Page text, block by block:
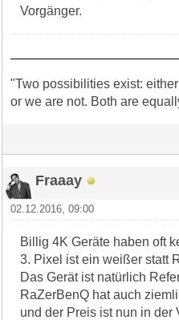
Vorgänger.
"Two possibilities exist:
or we are not. Both are
Fraaay
02.12.2016, 09:00
Billig 4K Geräte haben oft
3. Pixel ist ein weißer statt
Das Gerät ist natürlich
RaZerBenQ hat auch
und der Preis ist nun in der